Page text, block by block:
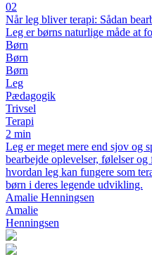
02
Når leg bliver terapi: Sådan
Leg er børns naturlige måde at
Børn
Børn
Børn
Leg
Pædagogik
Trivsel
Terapi
2 min
Leg er meget mere end sjov og
bearbejde oplevelser, følelser
hvordan leg kan fungere som
børn i deres legende udvikling.
Amalie Henningsen
Amalie
Henningsen